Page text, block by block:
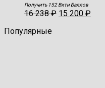
Получить 152 Вити Баллов
16 238₽ 15 200 ₽
Популярные